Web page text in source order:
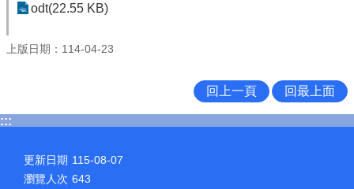
odt(22.55 KB)
上版日期：114-04-23
回上一頁 回最上面
:::
更新日期 115-08-07
瀏覽人次 643